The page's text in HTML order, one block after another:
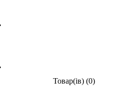
Товар(iв) (0)